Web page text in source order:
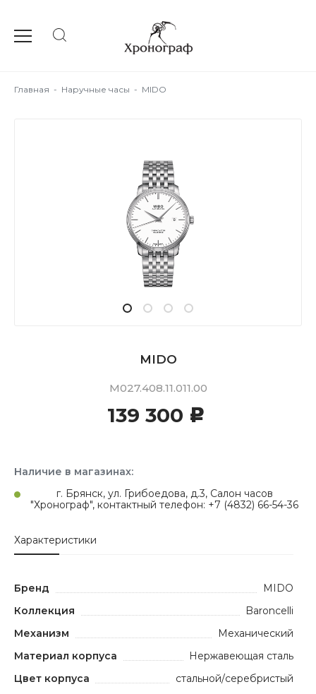
Главная - Наручные часы - MIDO
MIDO
M027.408.11.011.00
139 300 c
Наличие в магазинах:
г. Брянск, ул. Грибоедова, д.3, Салон часов
"Хронограф", контактный телефон: +7 (4832) 66-54-36
Характеристики
Бренд
MIDO
Коллекция
Baroncelli
Механизм
Механический
Материал корпуса
Нержавеющая сталь
Цвет корпуса
стальной/серебристый